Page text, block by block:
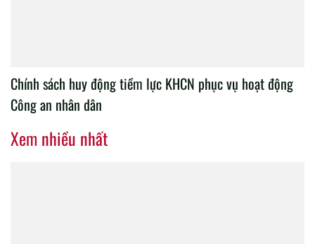
Chính sách huy động tiềm lực KHCN phục vụ hoạt động
Công an nhân dân
Xem nhiều nhất